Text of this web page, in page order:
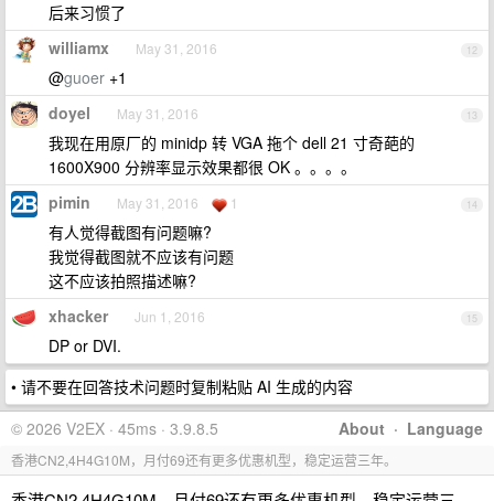
后来习惯了
12
williamx May 31, 2016
@guoer +1
13
doyel May 31, 2016
我现在用原厂的 minidp 转 VGA 拖个 dell 21 寸奇葩的
1600X900 分辨率显示效果都很 OK 。。。。
14
pimin May 31, 2016 1
有人觉得截图有问题嘛?
我觉得截图就不应该有问题
这不应该拍照描述嘛?
15
xhacker Jun 1, 2016
DP or DVI.
• 请不要在回答技术问题时复制粘贴 AI 生成的内容
About · Language
© 2026 V2EX · 45ms · 3.9.8.5
香港CN2,4H4G10M，月付69还有更多优惠机型，稳定运营三年。